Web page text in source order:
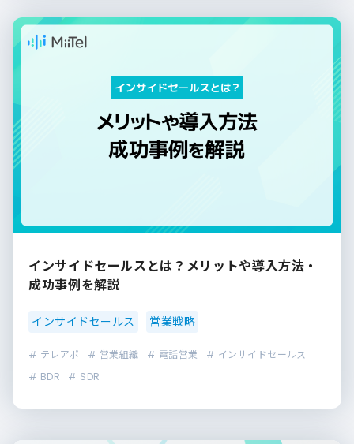
インサイドセールスとは？メリットや導入方法・
成功事例を解説
インサイドセールス 営業戦略
# テレアポ # 営業組織 # 電話営業
# インサイドセールス
# BDR
# SDR